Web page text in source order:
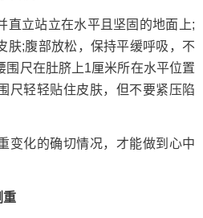
立站立在水平且坚固的地面上;
肤;腹部放松，保持平缓呼吸，不
围尺在肚脐上1厘米所在水平位置
尺轻轻贴住皮肤，但不要紧压陷
化的确切情况，才能做到心中